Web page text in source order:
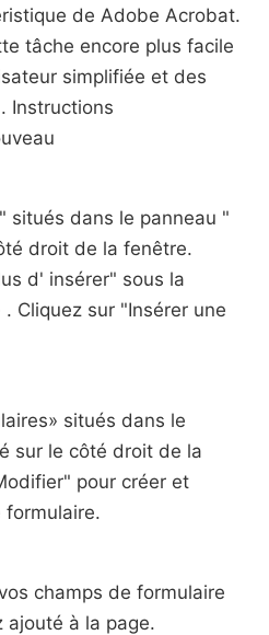
de Adobe Acrobat.
tâche encore plus facile
simplifiée et des
Instructions
situés dans le panneau "
droit de la fenêtre.
d' insérer" sous la
Cliquez sur "Insérer une
situés dans le
sur le côté droit de la
pour créer et
formulaire.
champs de formulaire
ajouté à la page.